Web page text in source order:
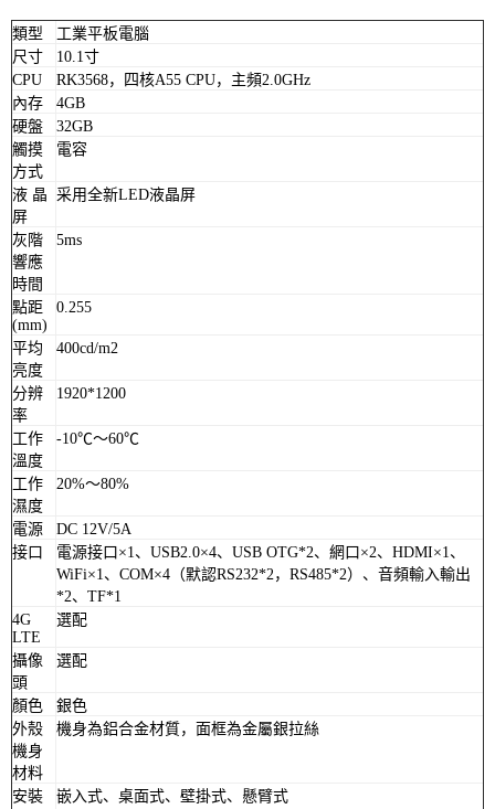
類型
工業平板電腦
尺寸
10.1寸
CPU
RK3568，四核A55 CPU，主頻2.0GHz
內存
4GB
硬盤
32GB
觸摸
方式
電容
液 晶
屏
采用全新LED液晶屏
灰階
響應
時間
5ms
點距
(mm)
0.255
平均
亮度
400cd/m2
分辨
率
1920*1200
工作
溫度
-10℃～60℃
工作
濕度
20%～80%
電源
DC 12V/5A
接口
電源接口×1、USB2.0×4、USB OTG*2、網口×2、HDMI×1、
WiFi×1、COM×4（默認RS232*2，RS485*2）、音頻輸入輸出
*2、TF*1
4G
LTE
選配
攝像
頭
選配
顏色
銀色
外殼
機身
材料
機身為鋁合金材質，面框為金屬銀拉絲
安裝
嵌入式、桌面式、壁掛式、懸臂式